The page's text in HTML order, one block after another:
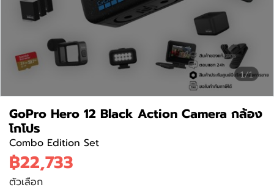
1/1
GoPro Hero 12 Black Action Camera กล้อง
โกโปร
Combo Edition Set
฿22,733
ตัวเลือก